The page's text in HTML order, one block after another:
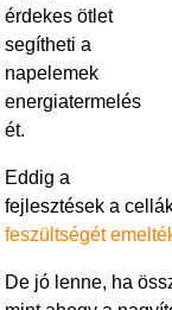
érdekes ötlet
segítheti a
napelemek
energiatermelés
ét.
Eddig a
fejlesztések a
feszültségét
De jó lenne, ha